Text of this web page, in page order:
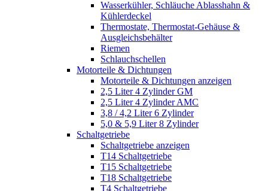
Wasserkühler, Schläuche Ablasshahn &
Kühlerdeckel
Thermostate, Thermostat-Gehäuse &
Ausgleichsbehälter
Riemen
Schlauchschellen
Motorteile & Dichtungen
Motorteile & Dichtungen anzeigen
2,5 Liter 4 Zylinder GM
2,5 Liter 4 Zylinder AMC
3,8 / 4,2 Liter 6 Zylinder
5,0 & 5,9 Liter 8 Zylinder
Schaltgetriebe
Schaltgetriebe anzeigen
T14 Schaltgetriebe
T15 Schaltgetriebe
T18 Schaltgetriebe
T4 Schaltgetriebe